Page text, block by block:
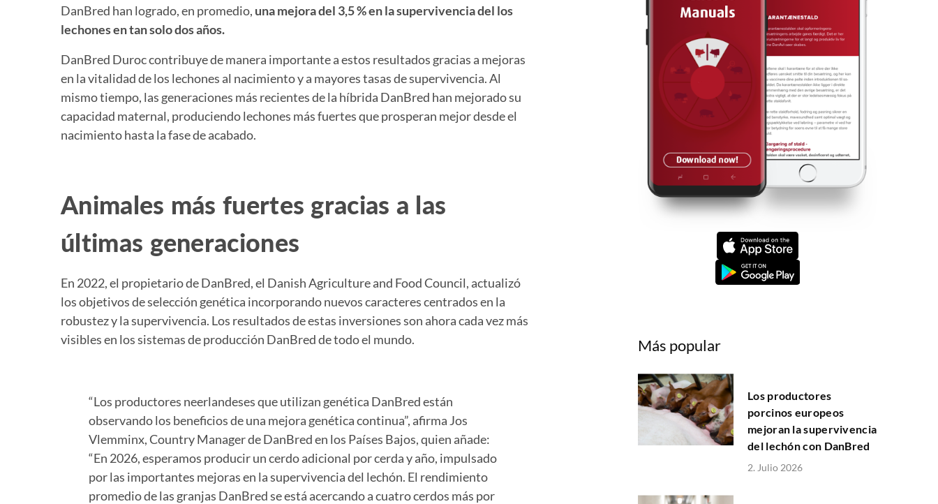
DanBred han logrado, en promedio, una mejora del 3,5 % en la supervivencia del los
lechones en tan solo dos años.
DanBred Duroc contribuye de manera importante a estos resultados gracias a mejoras
en la vitalidad de los lechones al nacimiento y a mayores tasas de supervivencia. Al
mismo tiempo, las generaciones más recientes de la híbrida DanBred han mejorado su
capacidad maternal, produciendo lechones más fuertes que prosperan mejor desde el
nacimiento hasta la fase de acabado.
Animales más fuertes gracias a las
últimas generaciones
En 2022, el propietario de DanBred, el Danish Agriculture and Food Council, actualizó
los objetivos de selección genética incorporando nuevos caracteres centrados en la
robustez y la supervivencia. Los resultados de estas inversiones son ahora cada vez más
visibles en los sistemas de producción DanBred de todo el mundo.
“Los productores neerlandeses que utilizan genética DanBred están
observando los beneficios de una mejora genética continua”, afirma Jos
Vlemminx, Country Manager de DanBred en los Países Bajos, quien añade:
“En 2026, esperamos producir un cerdo adicional por cerda y año, impulsado
por las importantes mejoras en la supervivencia del lechón. El rendimiento
promedio de las granjas DanBred se está acercando a cuatro cerdos más por
Más popular
Los productores
porcinos europeos
mejoran la supervivencia
del lechón con DanBred
2. Julio 2026